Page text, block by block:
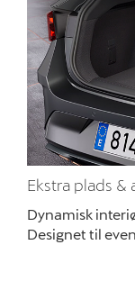
Ekstra plads &
Dynamisk
Designet til